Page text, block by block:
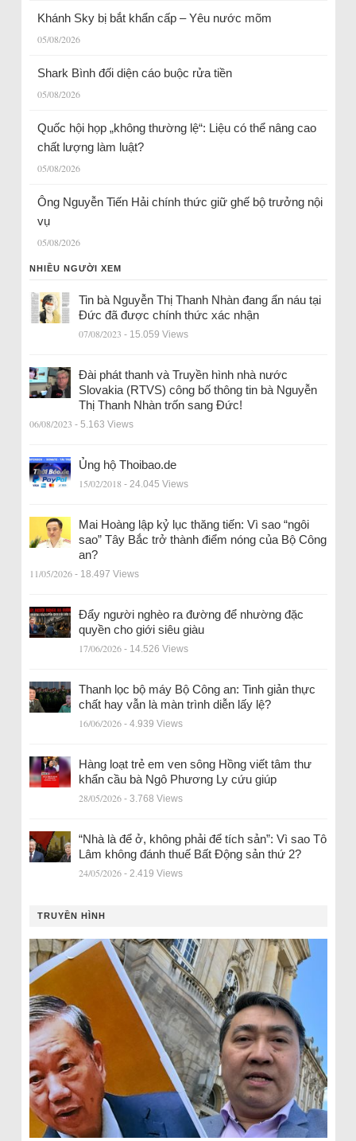
Khánh Sky bị bắt khẩn cấp – Yêu nước mõm
05/08/2026
Shark Bình đối diện cáo buộc rửa tiền
05/08/2026
Quốc hội họp „không thường lệ“: Liệu có thể nâng cao
chất lượng làm luật?
05/08/2026
Ông Nguyễn Tiến Hải chính thức giữ ghế bộ trưởng nội
vụ
05/08/2026
NHIỀU NGƯỜI XEM
Tin bà Nguyễn Thị Thanh Nhàn đang ẩn náu tại
Đức đã được chính thức xác nhận
07/08/2023 - 15.059 Views
Đài phát thanh và Truyền hình nhà nước
Slovakia (RTVS) công bố thông tin bà Nguyễn
Thị Thanh Nhàn trốn sang Đức!
06/08/2023 - 5.163 Views
Ủng hộ Thoibao.de
15/02/2018 - 24.045 Views
Mai Hoàng lập kỷ lục thăng tiến: Vì sao “ngôi
sao” Tây Bắc trở thành điểm nóng của Bộ Công
an?
11/05/2026 - 18.497 Views
Đẩy người nghèo ra đường để nhường đặc
quyền cho giới siêu giàu
17/06/2026 - 14.526 Views
Thanh lọc bộ máy Bộ Công an: Tinh giản thực
chất hay vẫn là màn trình diễn lấy lệ?
16/06/2026 - 4.939 Views
Hàng loạt trẻ em ven sông Hồng viết tâm thư
khẩn cầu bà Ngô Phương Ly cứu giúp
28/05/2026 - 3.768 Views
“Nhà là để ở, không phải để tích sản”: Vì sao Tô
Lâm không đánh thuế Bất Động sản thứ 2?
24/05/2026 - 2.419 Views
TRUYỀN HÌNH